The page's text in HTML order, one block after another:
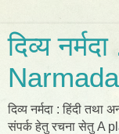
दिव्य
Narmada
दिव्य नर्मदा : हिंदी
संपर्क हेतु रचना सेतु A